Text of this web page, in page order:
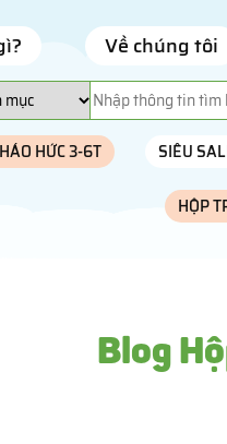
Về chúng tôi
HỨC 3-6T SIÊU
HỘP
Blog